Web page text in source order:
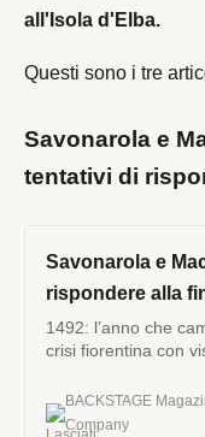
all'Isola d'Elba.
Questi sono i tre
Savonarola e
tentativi di
Savonarola e
rispondere alla
1492: l’anno che
crisi fiorentina con
BACKSTAGE
Company